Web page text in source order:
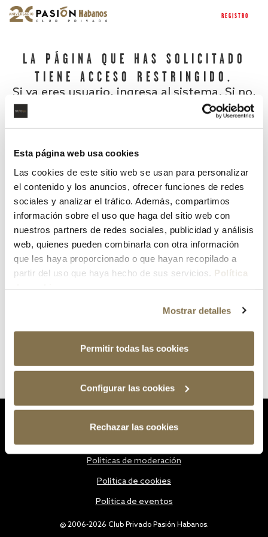
Esta página web usa cookies
Las cookies de este sitio web se usan para personalizar
el contenido y los anuncios, ofrecer funciones de redes
sociales y analizar el tráfico. Además, compartimos
información sobre el uso que haga del sitio web con
nuestros partners de redes sociales, publicidad y análisis
web, quienes pueden combinarla con otra información
que les haya proporcionado o que hayan recopilado a
partir del uso que haya hecho de sus servicios. Política
Mostrar detalles
Permitir todas las cookies
Configurar las cookies
Rechazar las cookies
REGISTRO
LA PÁGINA QUE HAS SOLICITADO
TIENE ACCESO RESTRINGIDO.
Si ya eres usuario, ingresa al sistema. Si no,
¿Has olvidado tu contraseña?
@ 2006-2026 Club Privado Pasión Habanos.
Políticas de moderación
Política de cookies
Política de eventos